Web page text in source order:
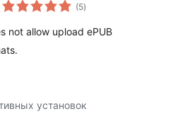
upload
(5рейтинг
)
not allow upload ePUB
установок